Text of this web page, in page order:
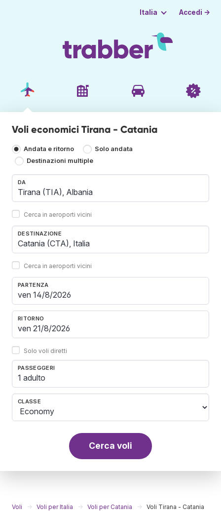
Italia Accedi →
Voli economici Tirana - Catania
Andata e ritorno
Solo andata
Destinazioni multiple
DA
Cerca in aeroporti vicini
DESTINAZIONE
Cerca in aeroporti vicini
PARTENZA
RITORNO
Solo voli diretti
PASSEGGERI
1 adulto
CLASSE
Cerca voli
Voli Voli per Italia Voli per Catania Voli Tirana - Catania